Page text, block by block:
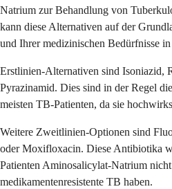
Natrium zur Behandlung von
kann diese Alternativen auf der
und Ihrer medizinischen Bedürfnisse
Erstlinien-Alternativen sind Isoniazid,
Pyrazinamid. Dies sind in der Regel
meisten TB-Patienten, da sie
Weitere Zweitlinien-Optionen sind
oder Moxifloxacin. Diese Antibiotika
Patienten Aminosalicylat-Natrium
medikamentenresistente TB haben.